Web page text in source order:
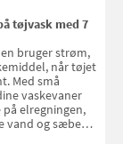
tøjvask med 7
bruger strøm,
når tøjet
Med små
vaskevaner
på elregningen,
vand og sæbe